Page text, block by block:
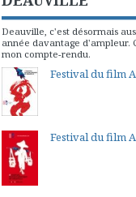
Deauville, c'est désormais
année davantage d'ampleur.
mon compte-rendu.
Festival du film
Festival du film